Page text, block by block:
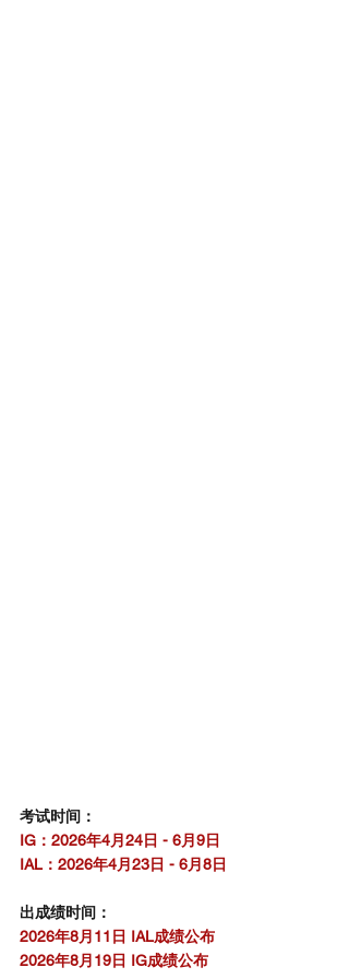
考试时间：
IG：2026年4月24日 - 6月9日
IAL：2026年4月23日 - 6月8日
出成绩时间：
2026年8月11日 IAL成绩公布
2026年8月19日 IG成绩公布